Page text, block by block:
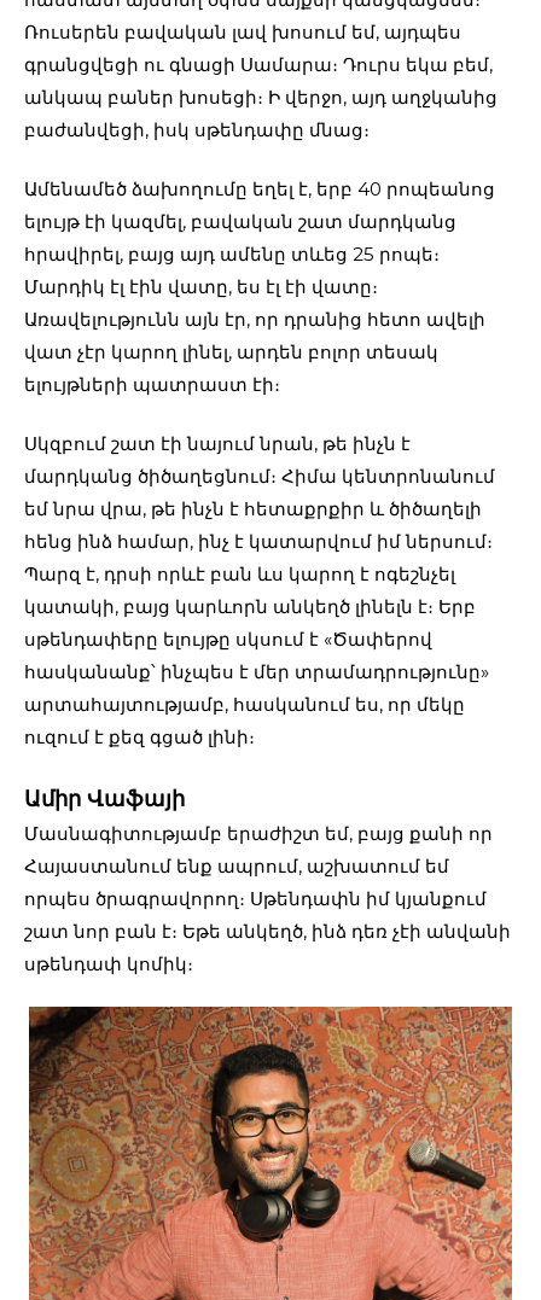
Ռուսերեն բավական լավ խոսում եմ, այդպես
գրանցվեցի ու գնացի Սամարա։ Դուրս եկա բեմ,
անկապ բաներ խոսեցի։ Ի վերջո, այդ աղջկանից
բաժանվեցի, իսկ սթենդափը մնաց։
Ամենամեծ ձախողումը եղել է, երբ 40 րոպեանոց
ելույթ էի կազմել, բավական շատ մարդկանց
հրավիրել, բայց այդ ամենը տևեց 25 րոպե։
Մարդիկ էլ էին վատը, ես էլ էի վատը։
Առավելությունն այն էր, որ դրանից հետո ավելի
վատ չէր կարող լինել, արդեն բոլոր տեսակ
ելույթների պատրաստ էի։
Սկզբում շատ էի նայում նրան, թե ինչն է
մարդկանց ծիծաղեցնում։ Հիմա կենտրոնանում
եմ նրա վրա, թե ինչն է հետաքրքիր և ծիծաղելի
հենց ինձ համար, ինչ է կատարվում իմ ներսում։
Պարզ է, դրսի որևէ բան ևս կարող է ոգեշնչել
կատակի, բայց կարևորն անկեղծ լինելն է։ Երբ
սթենդափերը ելույթը սկսում է «Ծափերով
հասկանանք՝ ինչպես է մեր տրամադրությունը»
արտահայտությամբ, հասկանում ես, որ մեկը
ուզում է քեզ գցած լինի։
Ամիր Վաֆայի
Մասնագիտությամբ երաժիշտ եմ, բայց քանի որ
Հայաստանում ենք ապրում, աշխատում եմ
որպես ծրագրավորող։ Սթենդափն իմ կյանքում
շատ նոր բան է։ Եթե անկեղծ, ինձ դեռ չէի անվանի
սթենդափ կոմիկ։